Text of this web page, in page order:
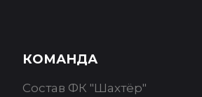
КОМАНДА
Состав ФК "Шахтёр"